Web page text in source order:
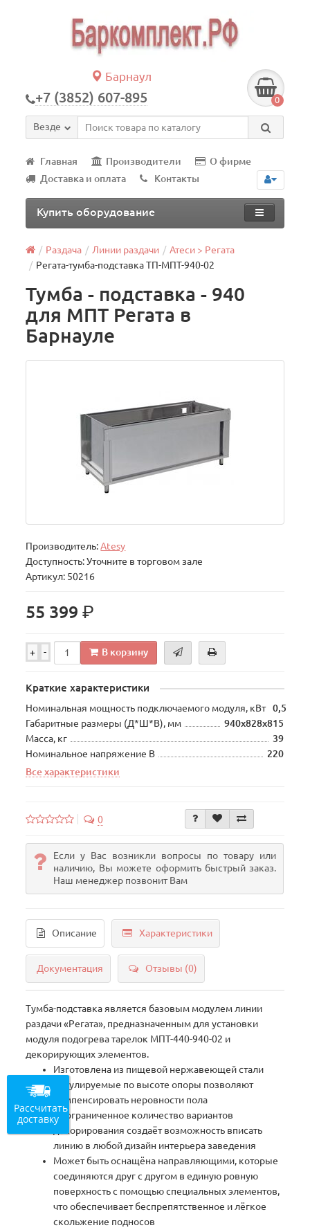
Барнаул
+7 (3852) 607-895 0
Везде
Главная Производители
О фирме
Доставка и оплата
Контакты
Купить оборудование
Раздача Линии раздачи
Атеси > Регата
Регата-тумба-подставка ТП-МПТ-940-02
Тумба - подставка - 940
для МПТ Регата в
Барнауле
Производитель:Atesy
Доступность: Уточните в торговом зале
Артикул: 50216
55 399р.
+ - В корзину
Краткие характеристики
Номинальная мощность подключаемого модуля, кВт
0,5
Габаритные размеры (Д*Ш*В), мм
940х828х815
Масса, кг
39
Номинальное напряжение В
220
Все характеристики
0
Если у Вас возникли вопросы по товару или
наличию, Вы можете оформить быстрый заказ.
Наш менеджер позвонит Вам
Описание Характеристики
Документация Отзывы (0)
Тумба-подставка является базовым модулем линии
раздачи «Регата», предназначенным для установки
модуля подогрева тарелок МПТ-440-940-02 и
декорирующих элементов.
Изготовлена из пищевой нержавеющей стали
Регулируемые по высоте опоры позволяют
компенсировать неровности пола
Неограниченное количество вариантов
декорирования создаёт возможность вписать
линию в любой дизайн интерьера заведения
Может быть оснащёна направляющими, которые
соединяются друг с другом в единую ровную
поверхность с помощью специальных элементов,
что обеспечивает беспрепятственное и лёгкое
скольжение подносов
Рассчитать
доставку